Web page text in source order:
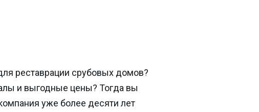
реставрации срубовых домов?
и выгодные цены? Тогда вы
уже более десяти лет